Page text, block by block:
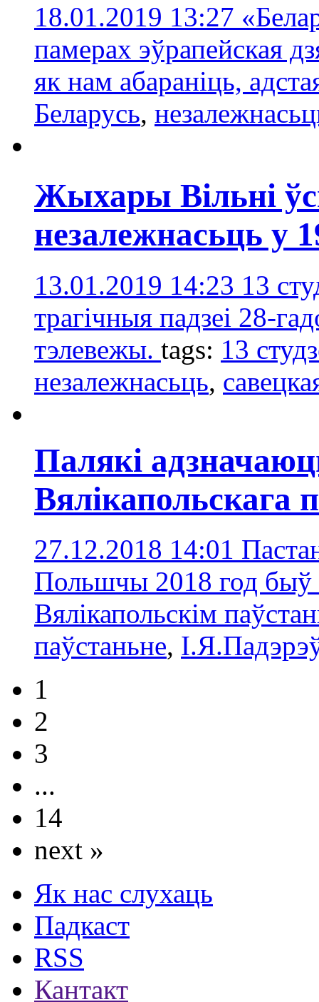
18.01.2019 13:27
памерах эўрапейская
як нам абараніць,
Беларусь,
Жыхары Вільні
незалежнасьць у
13.01.2019 14:23 13
трагічныя падзеі 28-
тэлевежы. tags: 13
незалежнасьць,
Палякі
Вялікапольскага
27.12.2018 14:01
Польшчы 2018 год быў
Вялікапольскім
паўстаньне,
1
2
3
...
14
next »
Як нас слухаць
Падкаст
RSS
Кантакт